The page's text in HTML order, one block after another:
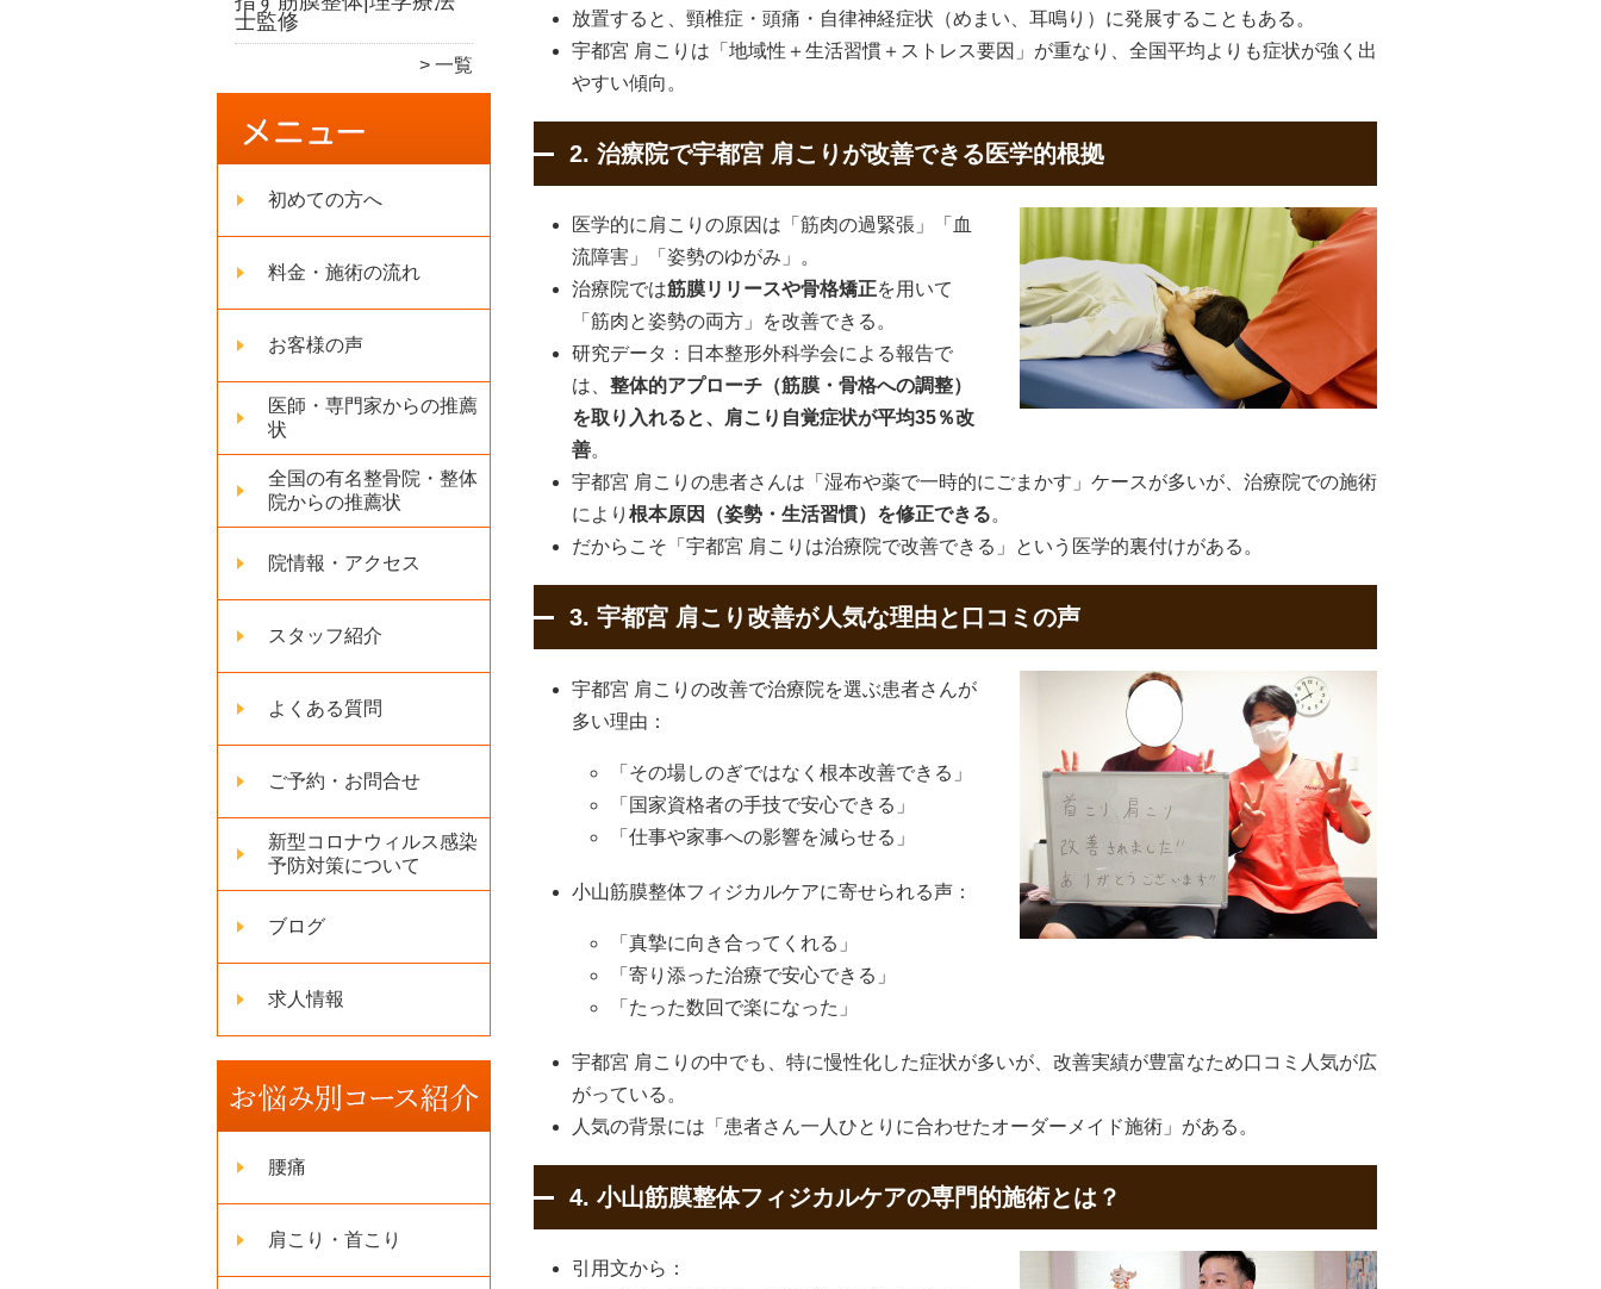
士監修
一覧
初めての方へ
料金・施術の流れ
お客様の声
医師・専門家からの推薦
状
全国の有名整骨院・整体
院からの推薦状
院情報・アクセス
スタッフ紹介
よくある質問
ご予約・お問合せ
新型コロナウィルス感染
予防対策について
ブログ
求人情報
腰痛
肩こり・首こり
放置すると、頸椎症・頭痛・自律神経症状（めまい、耳鳴り）に発展することもある。
宇都宮 肩こりは「地域性＋生活習慣＋ストレス要因」が重なり、全国平均よりも症状が強く出
やすい傾向。
2. 治療院で宇都宮 肩こりが改善できる医学的根拠
医学的に肩こりの原因は「筋肉の過緊張」「血
流障害」「姿勢のゆがみ」。
治療院では筋膜リリースや骨格矯正を用いて
「筋肉と姿勢の両方」を改善できる。
研究データ：日本整形外科学会による報告で
は、 整体的アプローチ（筋膜・骨格への調整）
を取り入れると、肩こり自覚症状が平均35％改
善。
宇都宮 肩こりの患者さんは「湿布や薬で一時的にごまかす」ケースが多いが、治療院での施術
により 根本原因（姿勢・生活習慣）を修正できる。
だからこそ「宇都宮 肩こりは治療院で改善できる」という医学的裏付けがある。
3. 宇都宮 肩こり改善が人気な理由と口コミの声
宇都宮 肩こりの改善で治療院を選ぶ患者さんが
多い理由：
「その場しのぎではなく根本改善できる」
「国家資格者の手技で安心できる」
「仕事や家事への影響を減らせる」
小山筋膜整体フィジカルケアに寄せられる声：
「真摯に向き合ってくれる」
「寄り添った治療で安心できる」
「たった数回で楽になった」
宇都宮 肩こりの中でも、特に慢性化した症状が多いが、改善実績が豊富なため口コミ人気が広
がっている。
人気の背景には「患者さん一人ひとりに合わせたオーダーメイド施術」がある。
4. 小山筋膜整体フィジカルケアの専門的施術とは？
引用文から：